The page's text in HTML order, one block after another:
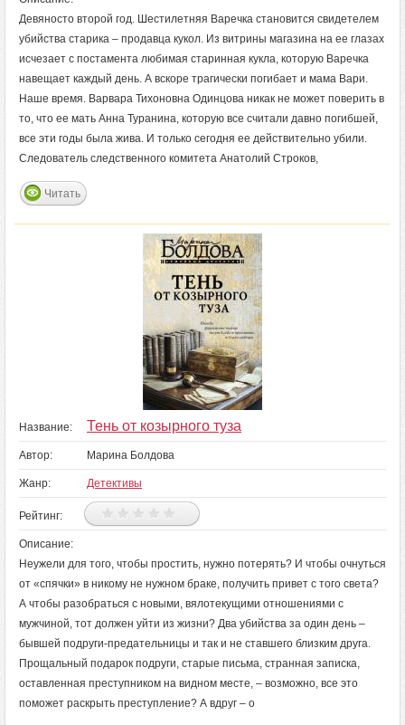
Девяносто второй год. Шестилетняя Варечка становится свидетелем
убийства старика – продавца кукол. Из витрины магазина на ее глазах
исчезает с постамента любимая старинная кукла, которую Варечка
навещает каждый день. А вскоре трагически погибает и мама Вари.
Наше время. Варвара Тихоновна Одинцова никак не может поверить в
то, что ее мать Анна Туранина, которую все считали давно погибшей,
все эти годы была жива. И только сегодня ее действительно убили.
Следователь следственного комитета Анатолий Строков,
Читать
Название: Тень от козырного туза
Автор: Марина Болдова
Жанр: Детективы
Рейтинг:
Описание:
Неужели для того, чтобы простить, нужно потерять? И чтобы очнуться
от «спячки» в никому не нужном браке, получить привет с того света?
А чтобы разобраться с новыми, вялотекущими отношениями с
мужчиной, тот должен уйти из жизни? Два убийства за один день –
бывшей подруги-предательницы и так и не ставшего близким друга.
Прощальный подарок подруги, старые письма, странная записка,
оставленная преступником на видном месте, – возможно, все это
поможет раскрыть преступление? А вдруг – о